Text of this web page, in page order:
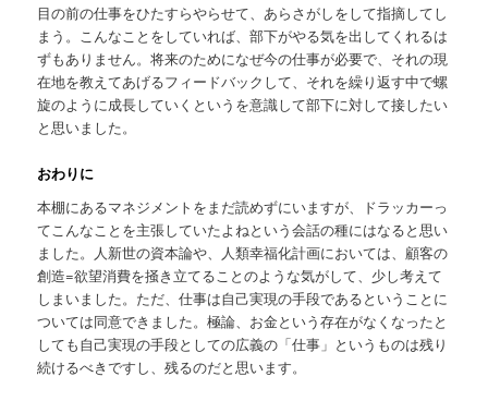
目の前の仕事をひたすらやらせて、あらさがしをして指摘してし
まう。こんなことをしていれば、部下がやる気を出してくれるは
ずもありません。将来のためになぜ今の仕事が必要で、それの現
在地を教えてあげるフィードバックして、それを繰り返す中で螺
旋のように成長していくというを意識して部下に対して接したい
と思いました。
おわりに
本棚にあるマネジメントをまだ読めずにいますが、ドラッカーっ
てこんなことを主張していたよねという会話の種にはなると思い
ました。人新世の資本論や、人類幸福化計画においては、顧客の
創造=欲望消費を掻き立てることのような気がして、少し考えて
しまいました。ただ、仕事は自己実現の手段であるということに
ついては同意できました。極論、お金という存在がなくなったと
しても自己実現の手段としての広義の「仕事」というものは残り
続けるべきですし、残るのだと思います。